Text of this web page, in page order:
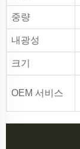
중량
내광성
크기
OEM 서비스